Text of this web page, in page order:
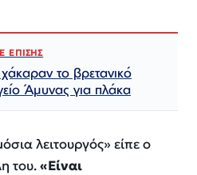
ΕΠΙΣΗΣ
το βρετανικό
Άμυνας για πλάκα
λειτουργός» είπε ο
του.«Είναι